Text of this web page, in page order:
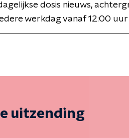
dosis nieuws,
werkdag vanaf 12:00 uur
uitzending